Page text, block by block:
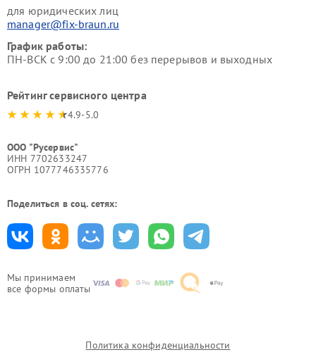
Мы принимаем
все формы оплаты
для юридических лиц
manager@fix-braun.ru
График работы:
ПН-ВСК с 9:00 до 21:00 без перерывов и выходных
Рейтинг сервисного центра
4.9-5.0
ООО "Русервис"
ИНН 7702633247
ОГРН 1077746335776
Поделиться в соц. сетях:
Политика конфиденциальности